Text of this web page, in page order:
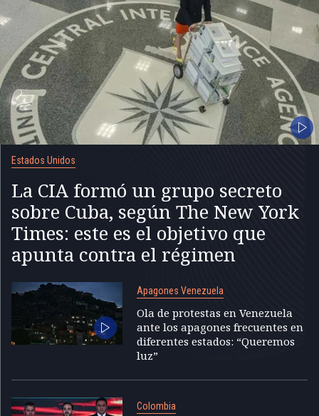
Estados Unidos
La CIA formó un grupo secreto
sobre Cuba, según The New York
Times: este es el objetivo que
apunta contra el régimen
Apagones Venezuela
Ola de protestas en Venezuela
ante los apagones frecuentes en
diferentes estados: “Queremos
luz”
Colombia